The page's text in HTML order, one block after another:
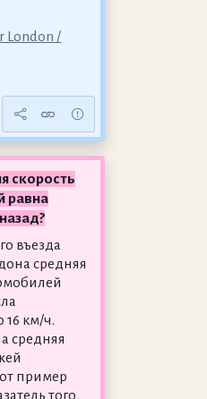
London /
скорость
равна
въезда
средняя
16 км/ч.
средняя
пример
того,